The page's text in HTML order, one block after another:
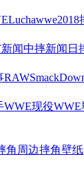
Luchawwe2018
闻中摔新闻 日
RAW
WWE现役WWE
角周边摔角壁纸